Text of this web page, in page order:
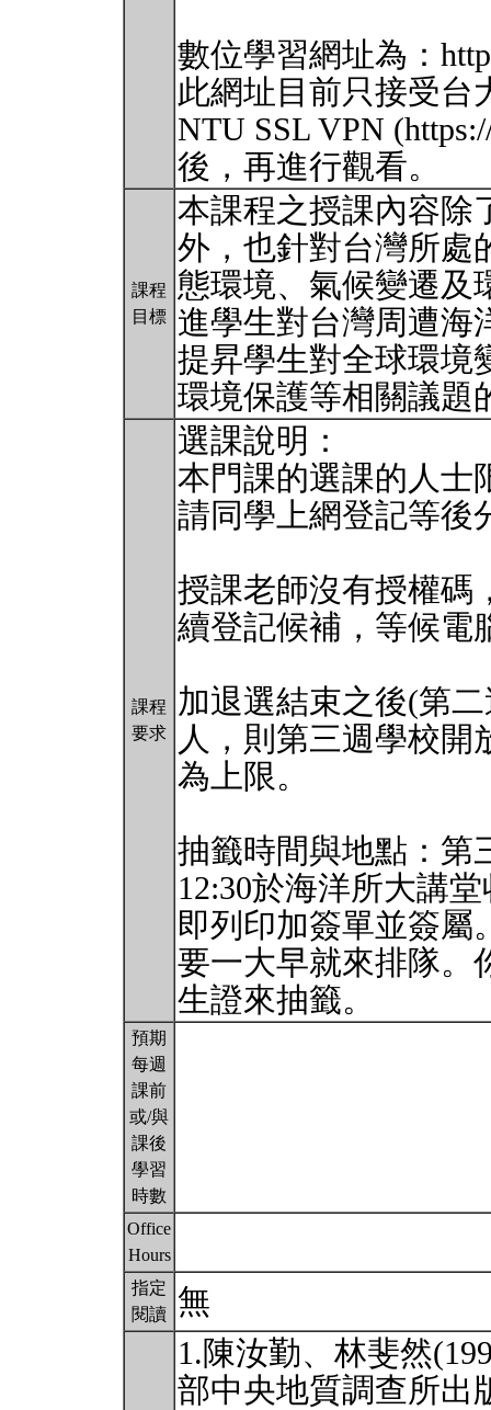
數位學習網址為：
此網址目前只接受台
NTU SSL VPN
後，再進行觀看。
課程
目標
本課程之授課內容除
外，也針對台灣所處
態環境、氣候變遷及
進學生對台灣周遭海
提昇學生對全球環境
環境保護等相關議
課程
要求
選課說明：
本門課的選課的人士
請同學上網登記等後
授課老師沒有授權碼
續登記候補，等候電
加退選結束之後(第
人，則第三週學校開
為上限。
抽籤時間與地點：第
12:30於海洋所大講
即列印加簽單並簽屬
要一大早就來排隊。
生證來抽籤。
預期
每週
課前
或/與
課後
學習
時數
Office
Hours
指定
閱讀
無
1.陳汝勤、林斐然
部中央地質調查所出